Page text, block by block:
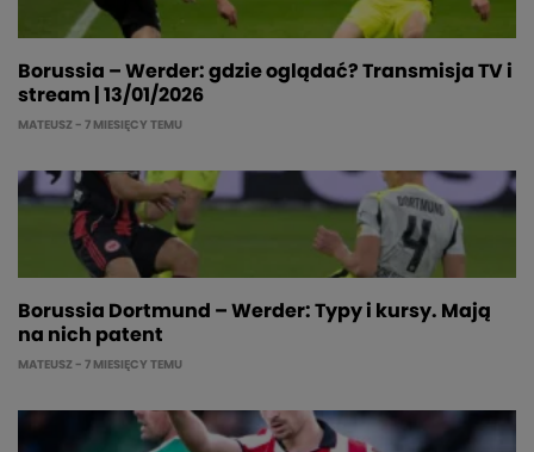
Borussia – Werder: gdzie oglądać? Transmisja TV i
stream | 13/01/2026
MATEUSZ - 7 MIESIĘCY TEMU
Borussia Dortmund – Werder: Typy i kursy. Mają
na nich patent
MATEUSZ - 7 MIESIĘCY TEMU